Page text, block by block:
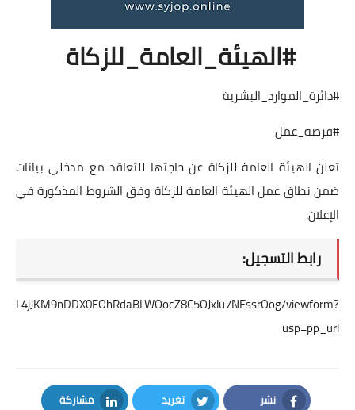
#الهيئة_العامة_للزكاة
#دائرة_الموارد_البشرية
#فرصة_عمل
تعلن الهيئة العامة للزكاة عن حاجتها للتعاقد مع مدخلي بيانات
ضمن نطاق عمل الهيئة العامة للزكاة وفق الشروط المذكورة في
الإعلان.
رابط التسجيل:
viewform?
usp=pp_url
نشر تغريد مشاركة